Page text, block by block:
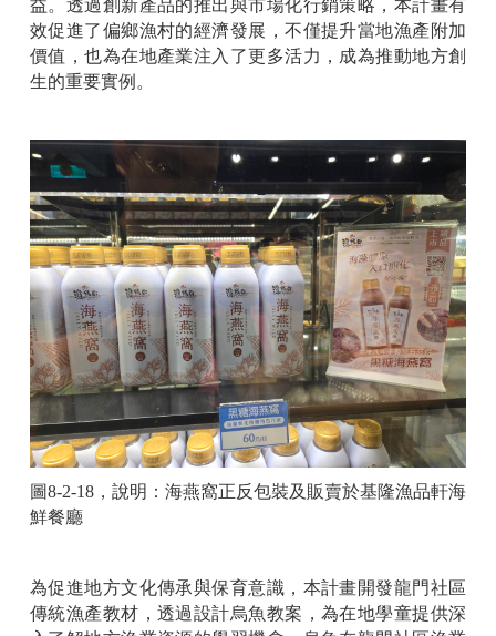
益。透過創新產品的推出與市場化行銷策略，本計畫有
效促進了偏鄉漁村的經濟發展，不僅提升當地漁產附加
價值，也為在地產業注入了更多活力，成為推動地方創
生的重要實例。
圖8-2-18 ，說明：海燕窩正反包裝及販賣於基隆漁品軒海
鮮餐廳
為促進地方文化傳承與保育意識，本計畫開發龍門社區
傳統漁產教材，透過設計烏魚教案，為在地學童提供深